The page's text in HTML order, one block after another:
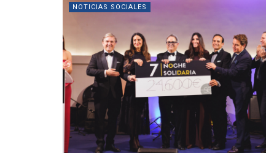
NOTICIAS SOCIALES